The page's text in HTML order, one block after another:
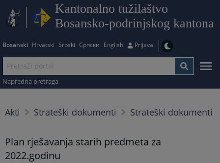
Kantonalno tužilaštvo
Bosansko-podrinjskog kantona
Bosanski Hrvatski Srpski Српски English Prijava
Napredna pretraga
Akti Strateški dokumenti Strateški dokumenti
Plan rješavanja starih predmeta za
2022.godinu